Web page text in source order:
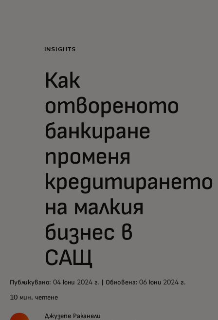
За бизнес
За света
За иноватори
Новини и тенденции
INSIGHTS
Как
отвореното
банкиране
променя
кредитирането
на малкия
бизнес в
САЩ
Публикувано: 04 юни 2024 г. | Обновена: 06 юни 2024 г.
10 мин. четене
Джузепе Раканели